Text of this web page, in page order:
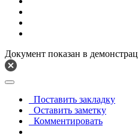
Документ показан в
Поставить закладку
Оставить заметку
Комментировать